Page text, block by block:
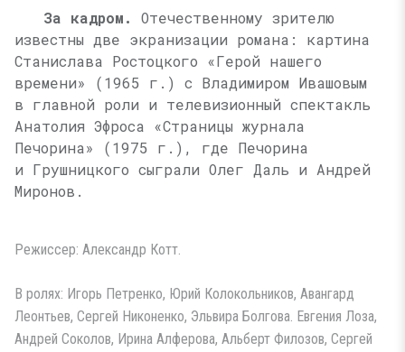
За кадром.
Отечественному зрителю
известны две экранизации романа: картина
Станислава Ростоцкого «Герой нашего
времени» (1965 г.) с Владимиром Ивашовым
в главной роли и телевизионный спектакль
Анатолия Эфроса «Страницы журнала
Печорина» (1975 г.), где Печорина
и Грушницкого сыграли Олег Даль и Андрей
Миронов.
Режиссер: Александр Котт.
В ролях: Игорь Петренко, Юрий Колокольников, Авангард
Леонтьев, Сергей Никоненко, Эльвира Болгова. Евгения Лоза,
Андрей Соколов, Ирина Алферова, Альберт Филозов, Сергей